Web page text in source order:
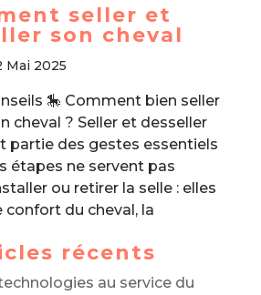
seller et
son cheval
Mai 2025
🎠 Comment bien seller
cheval ? Seller et desseller
partie des gestes essentiels
étapes ne servent pas
ou retirer la selle : elles
confort du cheval, la
récents
au service du